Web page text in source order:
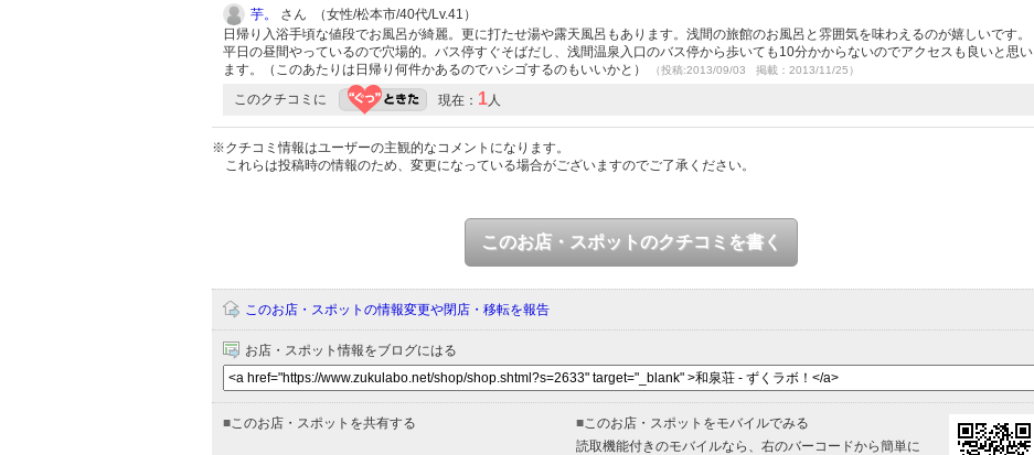
芋。
さん （女性/松本市/40代/Lv.41）
日帰り入浴手頃な値段でお風呂が綺麗。更に打たせ湯や露天風呂もあります。浅間の旅館のお風呂と雰囲気を味わえるのが嬉しいです。
平日の昼間やっているので穴場的。バス停すぐそばだし、浅間温泉入口のバス停から歩いても10分かからないのでアクセスも良いと思い
ます。（このあたりは日帰り何件かあるのでハシゴするのもいいかと）
（投稿:2013/09/03 掲載：2013/11/25）
このクチコミに 現在： 1人
※クチコミ情報はユーザーの主観的なコメントになります。
これらは投稿時の情報のため、変更になっている場合がございますのでご了承ください。
このお店・スポットのクチコミを書く
このお店・スポットの情報変更や閉店・移転を報告
お店・スポット情報をブログにはる
■このお店・スポットを共有する ■このお店・スポットをモバイルでみる
読取機能付きのモバイルなら、右のバーコードから簡単に